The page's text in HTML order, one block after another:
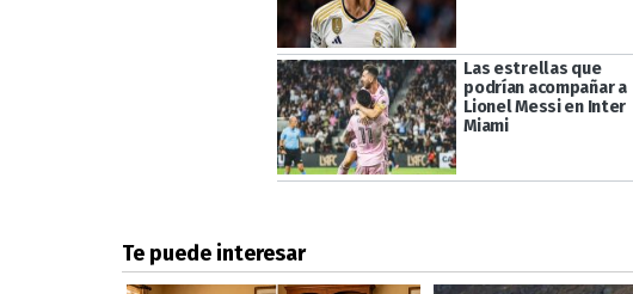
Las estrellas que
podrían acompañar a
Lionel Messi en Inter
Miami